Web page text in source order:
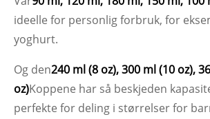
ideelle for personlig forbruk, for
yoghurt.
Og den240 ml (8 oz), 300 ml (10 oz),
oz)Koppene har så beskjeden
perfekte for deling i størrelser for